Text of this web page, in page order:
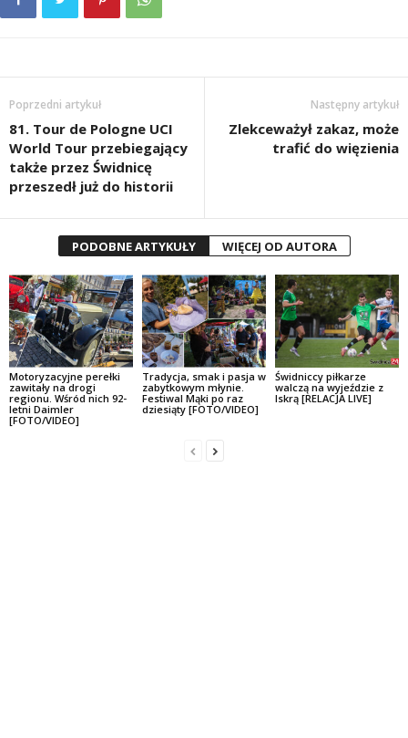
Poprzedni artykuł
81. Tour de Pologne UCI
World Tour przebiegający
także przez Świdnicę
przeszedł już do historii
Następny artykuł
Zlekceważył zakaz, może
trafić do więzienia
PODOBNE ARTYKUŁY WIĘCEJ OD AUTORA
Motoryzacyjne perełki
zawitały na drogi
regionu. Wśród nich 92-
letni Daimler
[FOTO/VIDEO]
Tradycja, smak i pasja w
zabytkowym młynie.
Festiwal Mąki po raz
dziesiąty [FOTO/VIDEO]
Świdniccy piłkarze
walczą na wyjeździe z
Iskrą [RELACJA LIVE]